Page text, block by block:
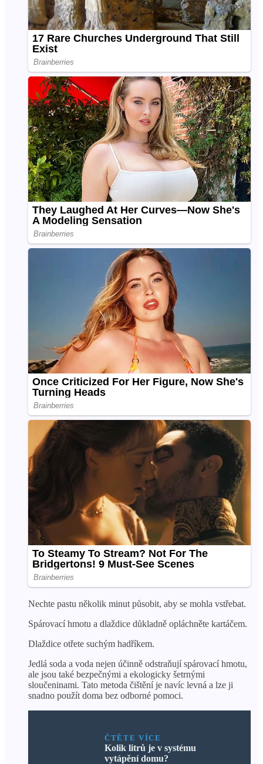
Nechte pastu několik minut působit, aby se mohla vstřebat.
Spárovací hmotu a dlaždice důkladně opláchněte kartáčem.
Dlaždice otřete suchým hadříkem.
Jedlá soda a voda nejen účinně odstraňují spárovací hmotu,
ale jsou také bezpečnými a ekologicky šetrnými
sloučeninami. Tato metoda čištění je navíc levná a lze ji
snadno použít doma bez odborné pomoci.
ČTĚTE VÍCE
Kolik litrů je v systému
vytápění domu?